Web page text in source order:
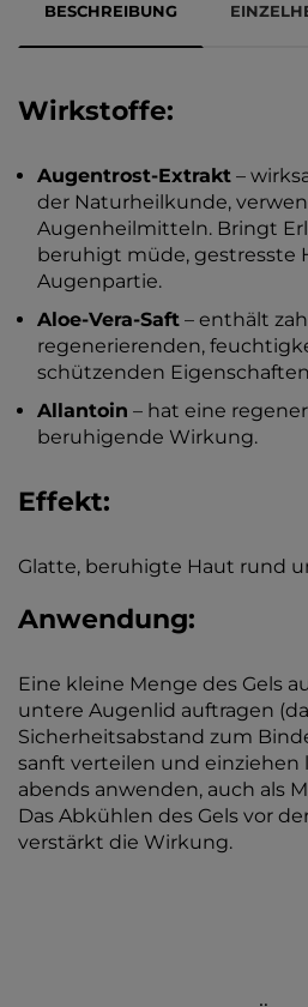
BESCHREIBUNG
Wirkstoffe:
Augentrost-Extrakt –
der Naturheilkunde,
Augenheilmitteln. Bringt
beruhigt müde, gestresste
Augenpartie.
Aloe-Vera-Saft – enthält
regenerierenden,
schützenden
Allantoin – hat eine
beruhigende Wirkung.
Effekt:
Glatte, beruhigte Haut rund
Anwendung:
Eine kleine Menge des Gels
untere Augenlid auftragen
Sicherheitsabstand zum
sanft verteilen und einziehen
abends anwenden, auch als
Das Abkühlen des Gels vor
verstärkt die Wirkung.